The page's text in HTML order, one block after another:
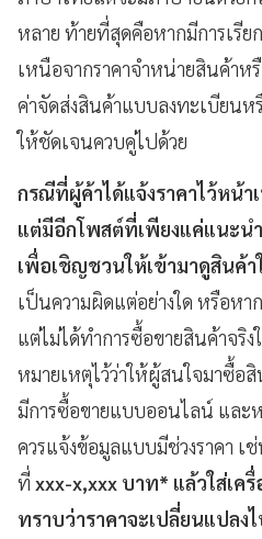
หลาย ท้ายที่สุดคือหากมีการเรีย
เหนือจากราคาจำหน่ายสินค้าห
ค่าจัดส่งสินค้าแบบลงทะเบียนห
ให้ชัดเจนควบคู่ไปด้วย
กรณีที่ผู้ค้าได้แจ้งราคาไว้หน้า
แต่มีอีกโพสต์ที่เพียงแค่แนะน
เพื่อเชิญชวนให้เข้ามาดูสินค้า
เป็นความผิดแต่อย่างใด หรือห
แต่ไม่ได้ทำการซื้อขายสินค้าจริ
หมายเหตุไว้ว่าให้ผู้สนใจมาซื้อ
มีการซื้อขายแบบออนไลน์ และ
ควรแจ้งข้อมูลแบบมีช่วงราคา เ
ที่ xxx-x,xxx บาท* แล้วใส่เค
ทราบว่าราคาจะเปลี่ยนแปลง